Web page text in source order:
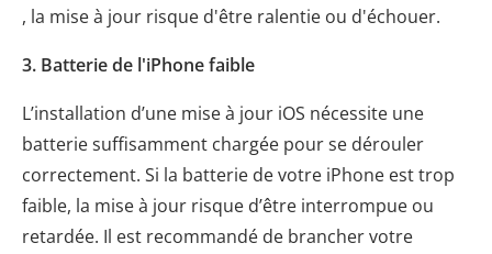
, la mise à jour risque d'être ralentie ou d'échouer.
3. Batterie de l'iPhone faible
L’installation d’une mise à jour iOS nécessite une
batterie suffisamment chargée pour se dérouler
correctement. Si la batterie de votre iPhone est trop
faible, la mise à jour risque d’être interrompue ou
retardée. Il est recommandé de brancher votre